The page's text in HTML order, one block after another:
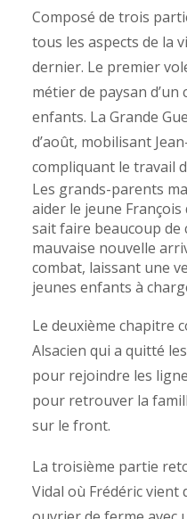
Composé de trois
tous les aspects de la
dernier. Le premier
métier de paysan d’un
enfants. La Grande
d’août, mobilisant
compliquant le travail
Les grands-parents
aider le jeune
sait faire beaucoup de
mauvaise nouvelle
combat, laissant une
jeunes enfants à
Le deuxième chapitre
Alsacien qui a quitté
pour rejoindre les
pour retrouver la
sur le front.
La troisième partie
Vidal où Frédéric vient